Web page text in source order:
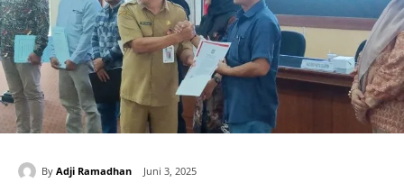
By Adji Ramadhan Juni 3, 2025